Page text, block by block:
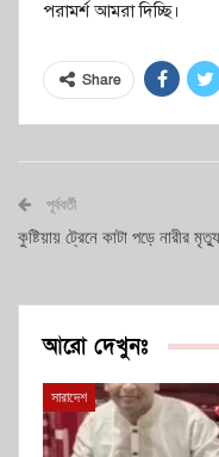
পরামর্শ আমরা দিচ্ছি।
Share
পূর্ববর্তী
কুষ্টিয়ায় ট্রেনে কাটা পড়ে নারীর মৃত্যু
আরো দেখুনঃ
সারাদেশ